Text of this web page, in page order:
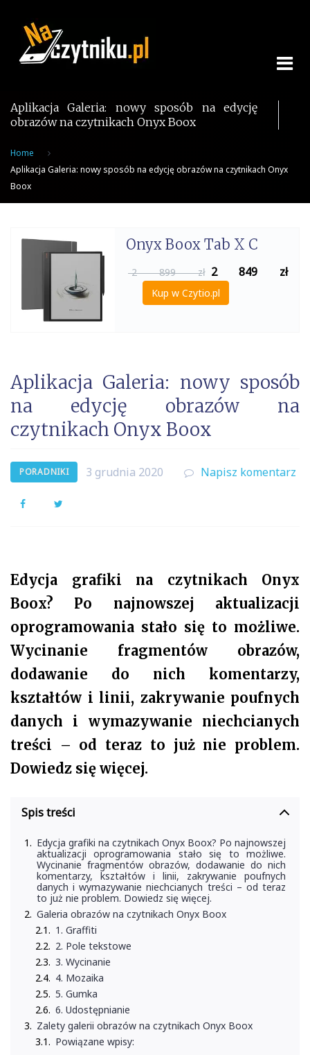
content
Aplikacja Galeria: nowy sposób na edycję
obrazów na czytnikach Onyx Boox
Home
Aplikacja Galeria: nowy sposób na edycję obrazów na czytnikach Onyx
Boox
Onyx Boox Tab X C
2 899 zł 2 849 zł
Kup w Czytio.pl
Aplikacja Galeria: nowy sposób
na edycję obrazów na
czytnikach Onyx Boox
PORADNIKI 3 grudnia 2020 Napisz komentarz
Facebook
Edycja grafiki na czytnikach Onyx
Boox? Po najnowszej aktualizacji
oprogramowania stało się to możliwe.
Wycinanie fragmentów obrazów,
dodawanie do nich komentarzy,
kształtów i linii, zakrywanie poufnych
danych i wymazywanie niechcianych
treści – od teraz to już nie problem.
Dowiedz się więcej.
Spis treści
Edycja grafiki na czytnikach Onyx Boox? Po najnowszej
aktualizacji oprogramowania stało się to możliwe.
Wycinanie fragmentów obrazów, dodawanie do nich
komentarzy, kształtów i linii, zakrywanie poufnych
danych i wymazywanie niechcianych treści – od teraz
to już nie problem. Dowiedz się więcej.
Galeria obrazów na czytnikach Onyx Boox
1. Graffiti
2. Pole tekstowe
3. Wycinanie
4. Mozaika
5. Gumka
6. Udostępnianie
Zalety galerii obrazów na czytnikach Onyx Boox
Powiązane wpisy: